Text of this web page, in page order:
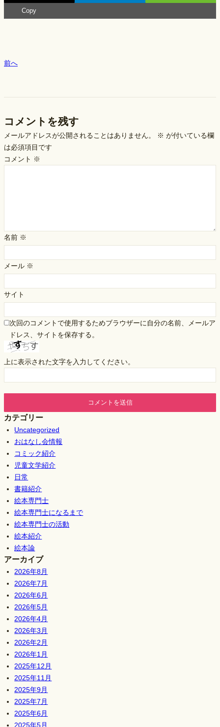
o
Copy
前へ
コメントを残す
メールアドレスが公開されることはありません。 ※ が付いている欄
は必須項目です
コメント ※
名前 ※
メール ※
サイト
次回のコメントで使用するためブラウザーに自分の名前、メールア
ドレス、サイトを保存する。
上に表示された文字を入力してください。
カテゴリー
Uncategorized
おはなし会情報
コミック紹介
児童文学紹介
日常
書籍紹介
絵本専門士
絵本専門士になるまで
絵本専門士の活動
絵本紹介
絵本論
アーカイブ
2026年8月
2026年7月
2026年6月
2026年5月
2026年4月
2026年3月
2026年2月
2026年1月
2025年12月
2025年11月
2025年9月
2025年7月
2025年6月
2025年5月